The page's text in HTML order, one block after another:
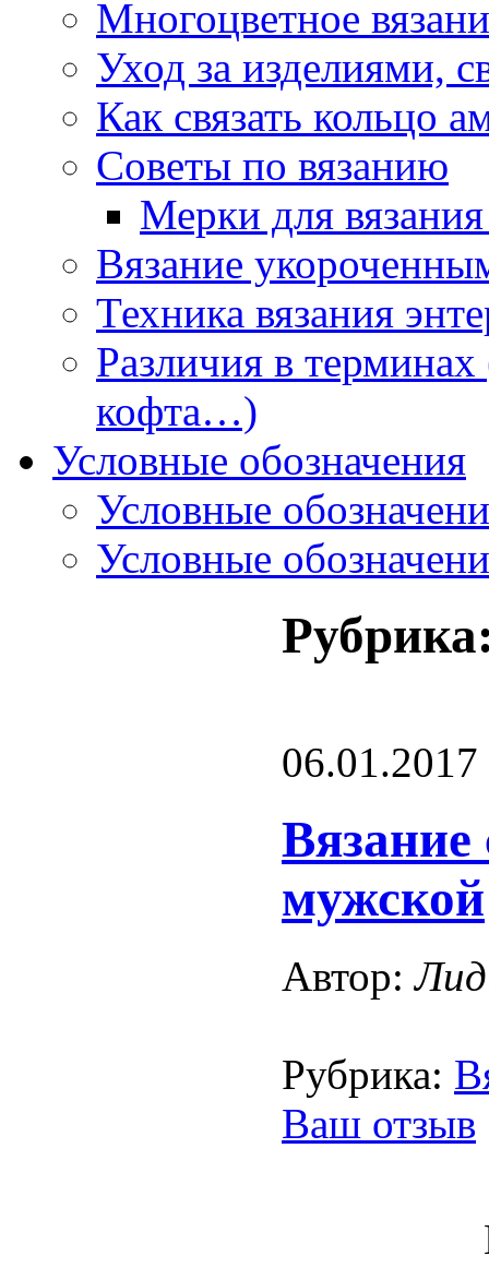
Многоцветное
Уход за изделиями,
Как связать кольцо
Советы по вязанию
Мерки для
Вязание
Техника вязания
Различия в
кофта…)
Условные обозначения
Условные
Условные
06.01.2017
мужской
Автор:
Рубрика:
Ваш отзыв